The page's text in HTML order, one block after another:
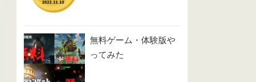
無料ゲーム・体験版や
ってみた